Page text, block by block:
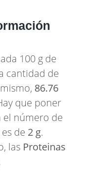
100 g de
cantidad de
86.76
que poner
el número de
de 2 g.
las Proteinas